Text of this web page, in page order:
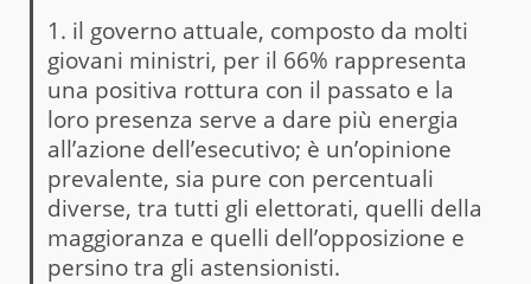
1. il governo attuale, composto da molti
giovani ministri, per il 66% rappresenta
una positiva rottura con il passato e la
loro presenza serve a dare più energia
all’azione dell’esecutivo; è un’opinione
prevalente, sia pure con percentuali
diverse, tra tutti gli elettorati, quelli della
maggioranza e quelli dell’opposizione e
persino tra gli astensionisti.